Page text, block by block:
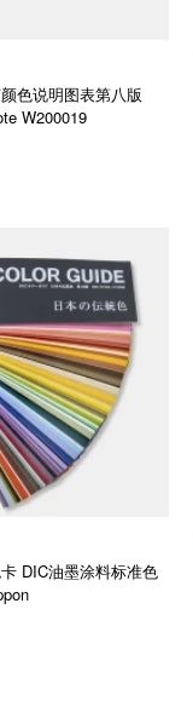
色说明图表第八版
W200019
入购物车
DIC油墨涂料标准色